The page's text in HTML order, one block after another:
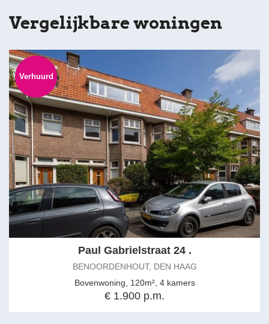
Vergelijkbare woningen
Verhuurd
Paul Gabrielstraat 24 .
BENOORDENHOUT, DEN HAAG
Bovenwoning, 120m², 4 kamers
€ 1.900 p.m.